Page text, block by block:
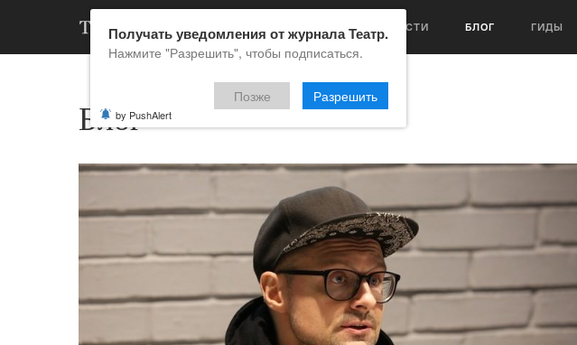
НОВОСТИ БЛОГ ГИДЫ
Блог
Получать уведомления от журнала Театр.
Нажмите "Разрешить", чтобы подписаться.
Позже Разрешить
by PushAlert